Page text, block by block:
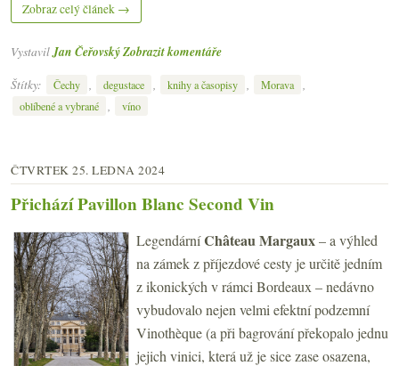
Zobraz celý článek →
VystavilJan ČeřovskýZobrazit komentáře
Štítky:
Čechy , degustace , knihy a časopisy , Morava ,
oblíbené a vybrané , víno
ČTVRTEK 25. LEDNA 2024
Přichází Pavillon Blanc Second Vin
LegendárníChâteau Margaux– a výhled
na zámek z příjezdové cesty je určitě jedním
z ikonických v rámci Bordeaux – nedávno
vybudovalo nejen velmi efektní podzemní
Vinothèque (a při bagrování překopalo jednu
jejich vinici, která už je sice zase osazena,